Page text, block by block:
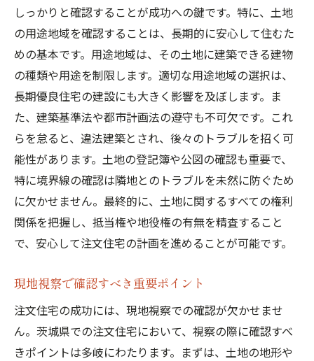
しっかりと確認することが成功への鍵です。特に、土地
の用途地域を確認することは、長期的に安心して住むた
めの基本です。用途地域は、その土地に建築できる建物
の種類や用途を制限します。適切な用途地域の選択は、
長期優良住宅の建設にも大きく影響を及ぼします。ま
た、建築基準法や都市計画法の遵守も不可欠です。これ
らを怠ると、違法建築とされ、後々のトラブルを招く可
能性があります。土地の登記簿や公図の確認も重要で、
特に境界線の確認は隣地とのトラブルを未然に防ぐため
に欠かせません。最終的に、土地に関するすべての権利
関係を把握し、抵当権や地役権の有無を精査すること
で、安心して注文住宅の計画を進めることが可能です。
現地視察で確認すべき重要ポイント
注文住宅の成功には、現地視察での確認が欠かせませ
ん。茨城県での注文住宅において、視察の際に確認すべ
きポイントは多岐にわたります。まずは、土地の地形や